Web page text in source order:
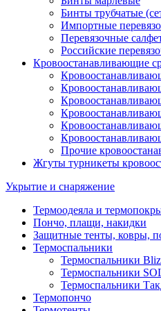
Бинты трубчатые
Импортные
Перевязочные
Российские
Кровоостанавливающие
Прочие
Жгуты турникеты
Укрытие и снаряжение
Термоодеяла и
Пончо, плащи, накидки
Защитные тенты, ковры,
Термоспальники
Термоспальники
Термоспальники
Термоспальники
Термопончо